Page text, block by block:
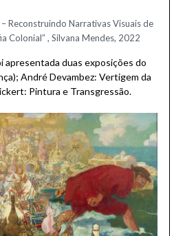
Reconstruindo Narrativas Visuais de
Colonial” , Silvana Mendes, 2022
apresentada duas exposições do
André Devambez: Vertigem da
Pintura e Transgressão.